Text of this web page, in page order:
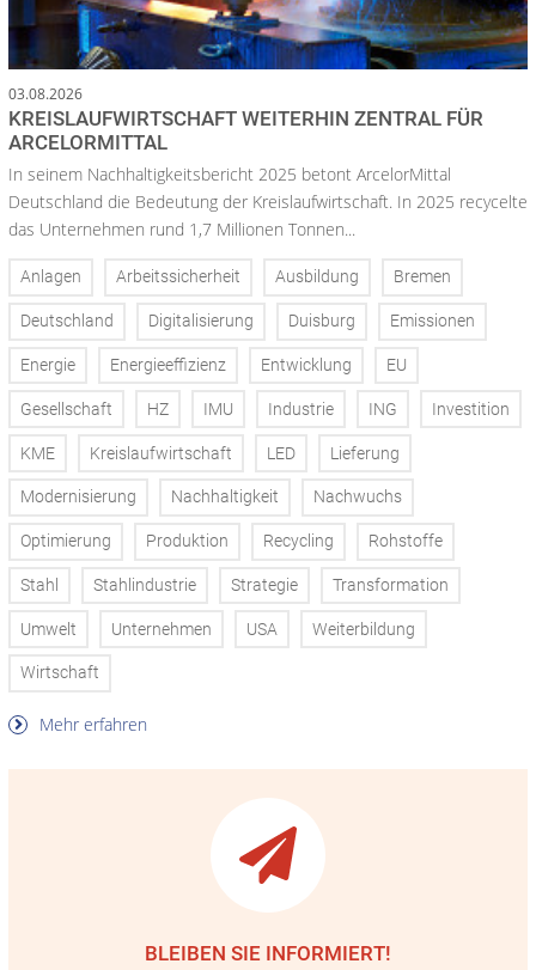
03.08.2026
KREISLAUFWIRTSCHAFT WEITERHIN ZENTRAL FÜR
ARCELORMITTAL
In seinem Nachhaltigkeitsbericht 2025 betont ArcelorMittal
Deutschland die Bedeutung der Kreislaufwirtschaft. In 2025 recycelte
das Unternehmen rund 1,7 Millionen Tonnen...
Anlagen Arbeitssicherheit Ausbildung Bremen
Deutschland Digitalisierung Duisburg Emissionen
Energie Energieeffizienz Entwicklung EU
Gesellschaft HZ IMU Industrie ING Investition
KME Kreislaufwirtschaft LED Lieferung
Modernisierung Nachhaltigkeit Nachwuchs
Optimierung Produktion Recycling Rohstoffe
Stahl Stahlindustrie Strategie Transformation
Umwelt Unternehmen USA Weiterbildung
Wirtschaft
Mehr erfahren
BLEIBEN SIE INFORMIERT!